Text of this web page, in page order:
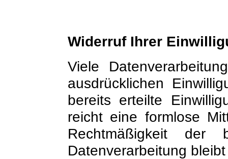
Widerruf Ihrer
Viele
ausdrücklichen
bereits erteilte
reicht eine formlose
Rechtmäßigkeit der
Datenverarbeitung